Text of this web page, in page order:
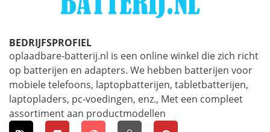
BEDRIJFSPROFIEL
oplaadbare-batterij.nl is een online winkel die zich richt
op batterijen en adapters. We hebben batterijen voor
mobiele telefoons, laptopbatterijen, tabletbatterijen,
laptopladers, pc-voedingen, enz., Met een compleet
assortiment aan productmodellen